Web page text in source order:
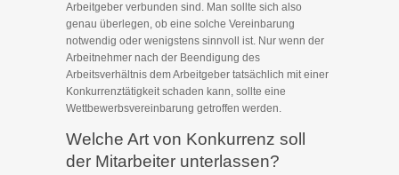
Arbeitgeber verbunden sind. Man sollte sich also
genau überlegen, ob eine solche Vereinbarung
notwendig oder wenigstens sinnvoll ist. Nur wenn der
Arbeitnehmer nach der Beendigung des
Arbeitsverhältnis dem Arbeitgeber tatsächlich mit einer
Konkurrenztätigkeit schaden kann, sollte eine
Wettbewerbsvereinbarung getroffen werden.
Welche Art von Konkurrenz soll
der Mitarbeiter unterlassen?